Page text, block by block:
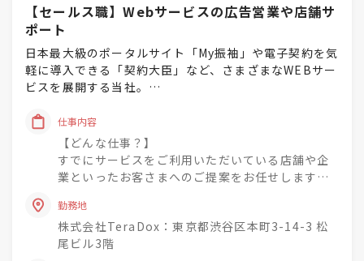
【セールス職】Webサービスの広告営業や店舗サ
ポート
日本最大級のポータルサイト「My振袖」や電子契約を気
軽に導入できる「契約大臣」など、さまざまなWEBサー
ビスを展開する当社。
中！
その経営基盤を活かし、現在もさらに事業を拡大中！安
定性・成長性を共に実感できる環境と言えます。
そんな当社では今回新たにご活躍いただける仲間を募集
します！
自社で展開するWEBサービスをすでにご利用中のお客さ
仕事内容
【どんな仕事？】
すでにサービスをご利用いただいている店舗や企
業といったお客さまへのご提案をお任せします。
ップ、特集コンテンツへの掲載など、お客さまの
悩みやご要望に沿ってサポートしていただきま
す。
勤務地
株式会社TeraDox：東京都渋谷区本町3-14-3 松
尾ビル3階